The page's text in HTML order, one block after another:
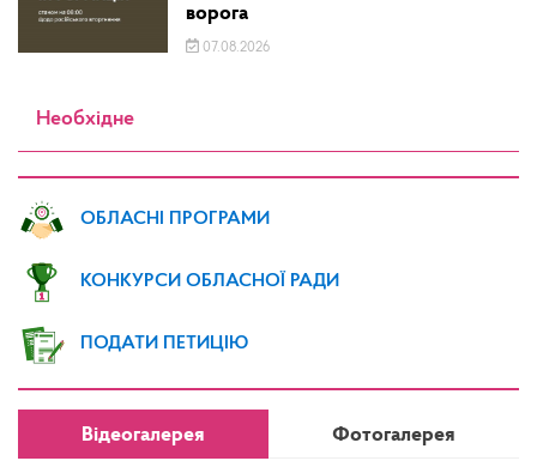
ворога
07.08.2026
Необхідне
ОБЛАСНІ ПРОГРАМИ
КОНКУРСИ ОБЛАСНОЇ РАДИ
ПОДАТИ ПЕТИЦІЮ
Відеогалерея Фотогалерея